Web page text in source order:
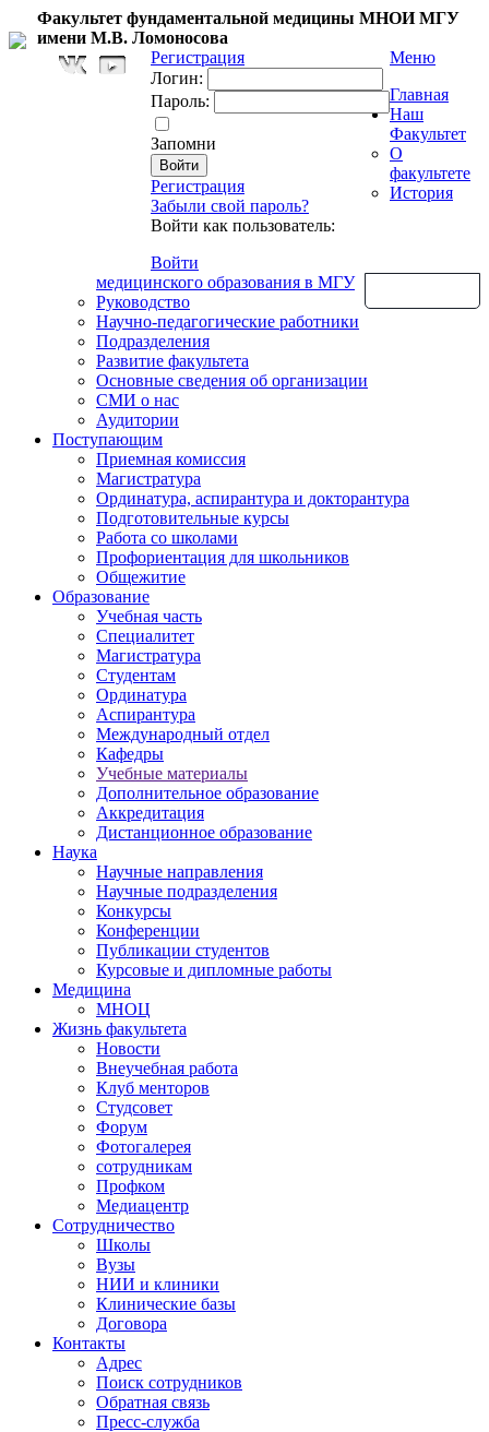
Факультет фундаментальной медицины МНОИ МГУ
имени М.В. Ломоносова
Регистрация
Логин:
Пароль:
Запомни
Регистрация
Забыли свой пароль?
Войти как пользователь:
Войти
Меню
Главная
Наш
Факультет
О
факультете
История
медицинского образования в МГУ
Руководство
Научно-педагогические работники
Подразделения
Развитие факультета
Основные сведения об организации
СМИ о нас
Аудитории
Поступающим
Приемная комиссия
Магистратура
Ординатура, аспирантура и докторантура
Подготовительные курсы
Работа со школами
Профориентация для школьников
Общежитие
Образование
Учебная часть
Специалитет
Магистратура
Студентам
Ординатура
Аспирантура
Международный отдел
Кафедры
Учебные материалы
Дополнительное образование
Аккредитация
Дистанционное образование
Наука
Научные направления
Научные подразделения
Конкурсы
Конференции
Публикации студентов
Курсовые и дипломные работы
Медицина
МНОЦ
Жизнь факультета
Новости
Внеучебная работа
Клуб менторов
Студсовет
Форум
Фотогалерея
сотрудникам
Профком
Медиацентр
Сотрудничество
Школы
Вузы
НИИ и клиники
Клинические базы
Договора
Контакты
Адрес
Поиск сотрудников
Обратная связь
Пресс-служба